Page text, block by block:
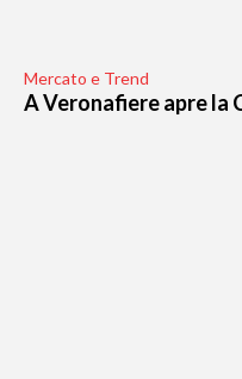
Mercato e Trend
A Veronafiere apre la